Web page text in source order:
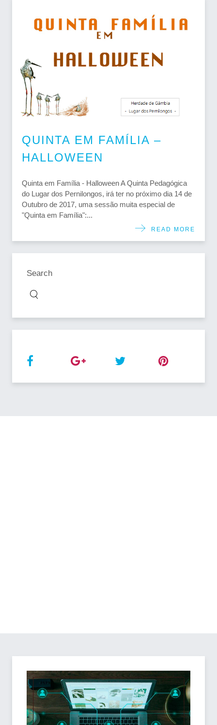
QUINTA EM FAMÍLIA –
HALLOWEEN
Quinta em Família - Halloween A Quinta Pedagógica
do Lugar dos Pernilongos, irá ter no próximo dia 14 de
Outubro de 2017, uma sessão muita especial de
"Quinta em Família":...
READ MORE
Search